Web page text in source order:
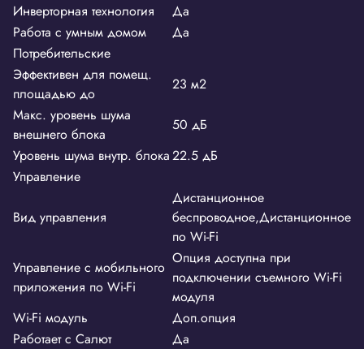
Инверторная технология
Да
Работа с умным домом
Да
Потребительские
Эффективен для помещ.
площадью до
23 м2
Макс. уровень шума
внешнего блока
50 дБ
Уровень шума внутр. блока22.5 дБ
Управление
Вид управления
Дистанционное
беспроводное,Дистанционное
по Wi-Fi
Управление c мобильного
приложения по Wi-Fi
Опция доступна при
подключении съемного Wi-Fi
модуля
Wi-Fi модуль
Доп.опция
Работает с Салют
Да